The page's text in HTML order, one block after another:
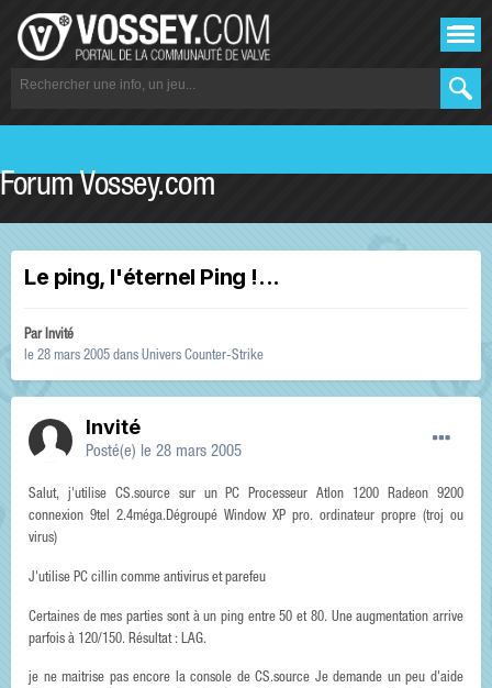
Forum Vossey.com
Le ping, l'éternel Ping !...
Par Invité
le 28 mars 2005 dans Univers Counter-Strike
Invité
Posté(e) le 28 mars 2005
Salut, j'utilise CS.source sur un PC Processeur Atlon 1200 Radeon 9200
connexion 9tel 2.4méga.Dégroupé Window XP pro. ordinateur propre (troj ou
virus)
J'utilise PC cillin comme antivirus et parefeu
Certaines de mes parties sont à un ping entre 50 et 80. Une augmentation arrive
parfois à 120/150. Résultat : LAG.
je ne maitrise pas encore la console de CS.source Je demande un peu d'aide